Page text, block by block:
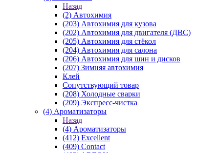
Назад
(2) Автохимия
(203) Автохимия для кузова
(202) Автохимия для двигателя (ДВС)
(205) Автохимия для стёкол
(204) Автохимия для салона
(206) Автохимия для шин и дисков
(207) Зимняя автохимия
Клей
Сопутствующий товар
(208) Холодные сварки
(209) Экспреcс-чистка
(4) Ароматизаторы
Назад
(4) Ароматизаторы
(412) Excellent
(409) Contact